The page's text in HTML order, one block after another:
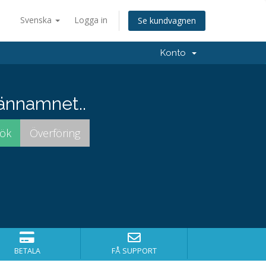
Svenska Logga in Se kundvagnen
Konto
BETALA FÅ SUPPORT